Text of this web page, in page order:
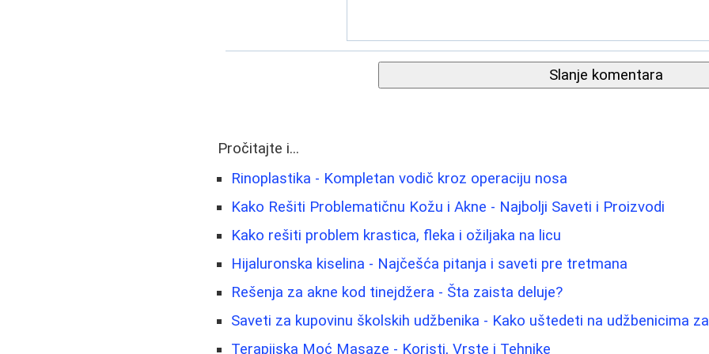
Slanje komentara
Pročitajte i...
Rinoplastika - Kompletan vodič kroz operaciju nosa
Kako Rešiti Problematičnu Kožu i Akne - Najbolji Saveti i Proizvodi
Kako rešiti problem krastica, fleka i ožiljaka na licu
Hijaluronska kiselina - Najčešća pitanja i saveti pre tretmana
Rešenja za akne kod tinejdžera - Šta zaista deluje?
Saveti za kupovinu školskih udžbenika - Kako uštedeti na udžbenicima
Terapijska Moć Masaze - Koristi, Vrste i Tehnike